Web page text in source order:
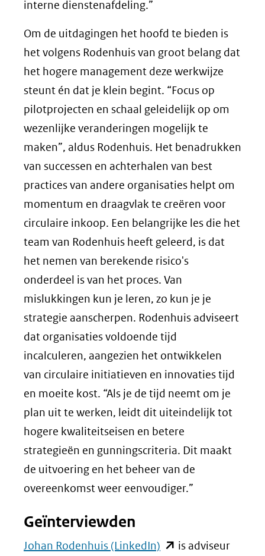
interne dienstenafdeling.”
Om de uitdagingen het hoofd te bieden is
het volgens Rodenhuis van groot belang dat
het hogere management deze werkwijze
steunt én dat je klein begint. “Focus op
pilotprojecten en schaal geleidelijk op om
wezenlijke veranderingen mogelijk te
maken”, aldus Rodenhuis. Het benadrukken
van successen en achterhalen van best
practices van andere organisaties helpt om
momentum en draagvlak te creëren voor
circulaire inkoop. Een belangrijke les die het
team van Rodenhuis heeft geleerd, is dat
het nemen van berekende risico's
onderdeel is van het proces. Van
mislukkingen kun je leren, zo kun je je
strategie aanscherpen. Rodenhuis adviseert
dat organisaties voldoende tijd
incalculeren, aangezien het ontwikkelen
van circulaire initiatieven en innovaties tijd
en moeite kost. “Als je de tijd neemt om je
plan uit te werken, leidt dit uiteindelijk tot
hogere kwaliteitseisen en betere
strategieën en gunningscriteria. Dit maakt
de uitvoering en het beheer van de
overeenkomst weer eenvoudiger.”
Geïnterviewden
Johan Rodenhuis (LinkedIn) (opentis adviseur